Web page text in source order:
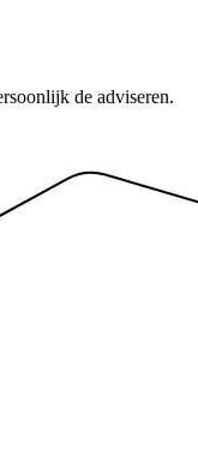
de adviseren.